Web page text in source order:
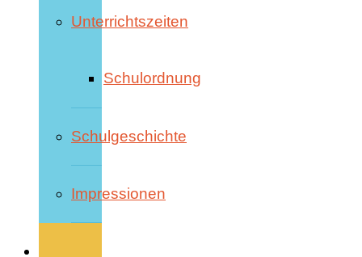
Unterrichtszeiten
Schulordnung
Schulgeschichte
Impressionen